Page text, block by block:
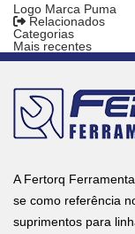
Logo Marca Puma
Relacionados
Categorias
Mais recentes
A Fertorq
se como referência
suprimentos para